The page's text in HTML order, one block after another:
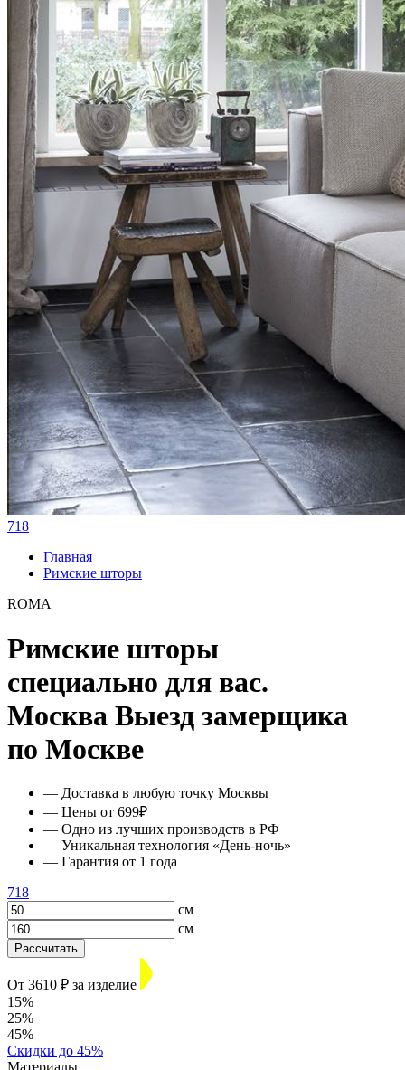
718
Главная
Римские шторы
ROMA
Римские шторы
специально для вас.
Москва Выезд замерщика
по Москве
— Доставка в любую точку Москвы
— Цены от 699₽
— Одно из лучших производств в РФ
— Уникальная технология «День-ночь»
— Гарантия от 1 года
718
см
см
Рассчитать
От 3610 ₽ за изделие
15%
25%
45%
Скидки до 45%
Материалы